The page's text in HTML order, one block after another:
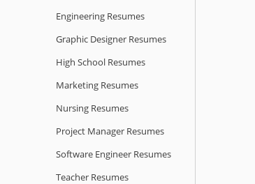
Engineering Resumes
Graphic Designer Resumes
High School Resumes
Marketing Resumes
Nursing Resumes
Project Manager Resumes
Software Engineer Resumes
Teacher Resumes